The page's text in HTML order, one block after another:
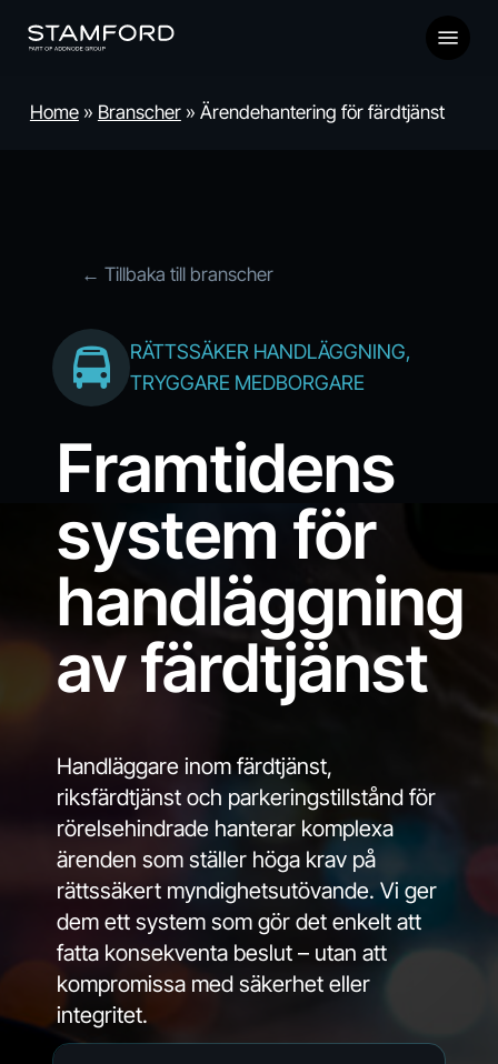
content
Home» Branscher» Ärendehantering för färdtjänst
← Tillbaka till branscher
RÄTTSSÄKER HANDLÄGGNING,
TRYGGARE MEDBORGARE
Framtidens
system för
handläggning
av färdtjänst
Handläggare inom färdtjänst,
riksfärdtjänst och parkeringstillstånd för
rörelsehindrade hanterar komplexa
ärenden som ställer höga krav på
rättssäkert myndighetsutövande. Vi ger
dem ett system som gör det enkelt att
fatta konsekventa beslut – utan att
kompromissa med säkerhet eller
integritet.